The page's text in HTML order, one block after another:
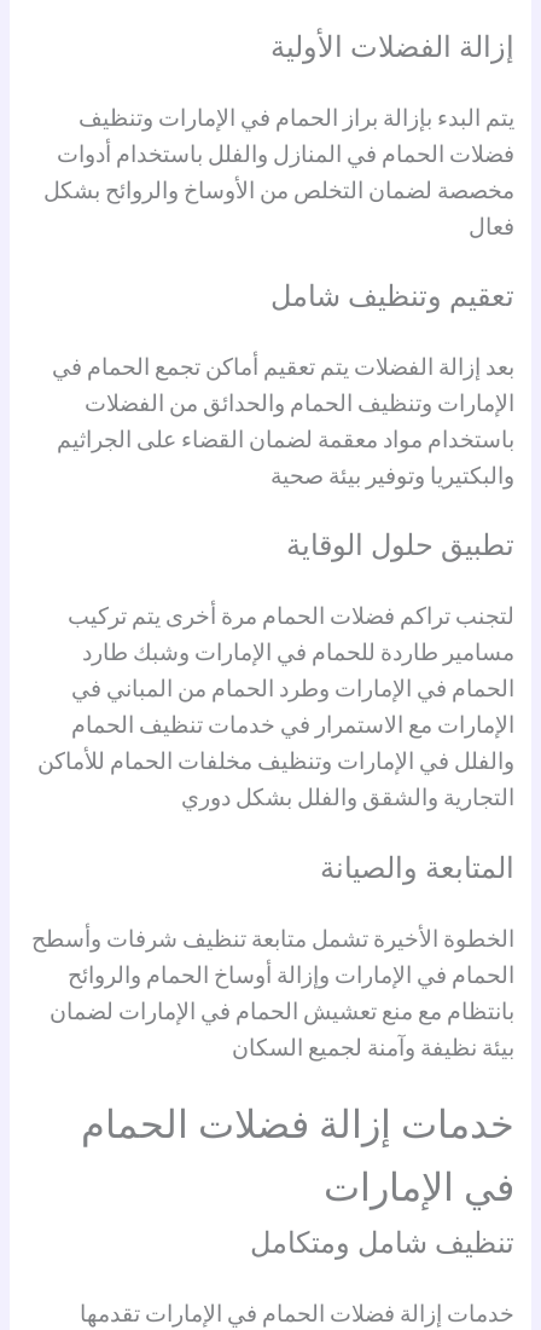
إزالة الفضلات الأولية
يتم البدء بإزالة براز الحمام في الإمارات وتنظيف
فضلات الحمام في المنازل والفلل باستخدام أدوات
مخصصة لضمان التخلص من الأوساخ والروائح بشكل
فعال
تعقيم وتنظيف شامل
بعد إزالة الفضلات يتم تعقيم أماكن تجمع الحمام في
الإمارات وتنظيف الحمام والحدائق من الفضلات
باستخدام مواد معقمة لضمان القضاء على الجراثيم
والبكتيريا وتوفير بيئة صحية
تطبيق حلول الوقاية
لتجنب تراكم فضلات الحمام مرة أخرى يتم تركيب
مسامير طاردة للحمام في الإمارات وشبك طارد
الحمام في الإمارات وطرد الحمام من المباني في
الإمارات مع الاستمرار في خدمات تنظيف الحمام
والفلل في الإمارات وتنظيف مخلفات الحمام للأماكن
التجارية والشقق والفلل بشكل دوري
المتابعة والصيانة
الخطوة الأخيرة تشمل متابعة تنظيف شرفات وأسطح
الحمام في الإمارات وإزالة أوساخ الحمام والروائح
بانتظام مع منع تعشيش الحمام في الإمارات لضمان
بيئة نظيفة وآمنة لجميع السكان
خدمات إزالة فضلات الحمام
في الإمارات
تنظيف شامل ومتكامل
خدمات إزالة فضلات الحمام في الإمارات تقدمها